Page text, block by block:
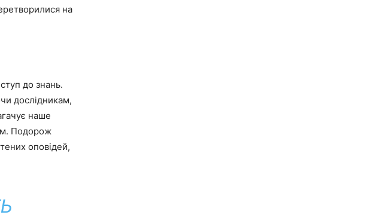
на
до знань.
дослідникам,
наше
Подорож
оповідей,